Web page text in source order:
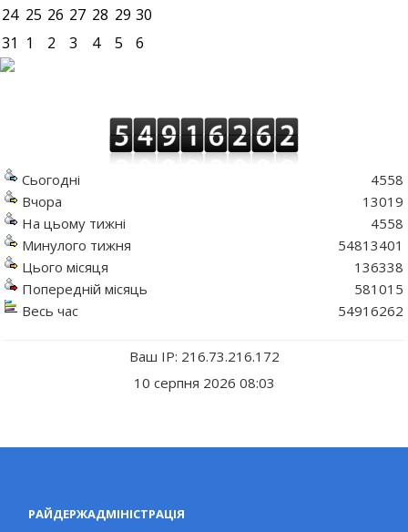
24 25 26 27 28 29 30
31 1 2 3 4 5 6
Сьогодні
Вчора
На цьому тижні
Минулого тижня
Цього місяця
Попередній місяць
Весь час
4558
13019
4558
54813401
136338
581015
54916262
Ваш IP: 216.73.216.172
10 серпня 2026 08:03
РАЙДЕРЖАДМІНІСТРАЦІЯ